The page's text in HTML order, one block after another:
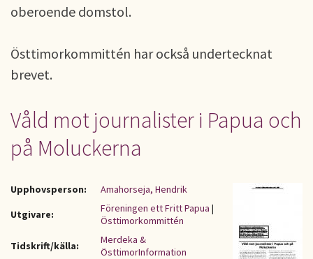
oberoende domstol.
Östtimorkommittén har också undertecknat
brevet.
Våld mot journalister i Papua och
på Moluckerna
Upphovsperson:
Amahorseja, Hendrik
Utgivare:
Föreningen ett Fritt Papua |
Östtimorkommittén
Tidskrift/källa:
Merdeka &
ÖsttimorInformation